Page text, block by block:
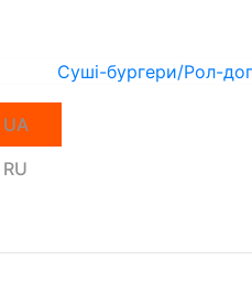
Суші-бургери/Рол-
UA
RU